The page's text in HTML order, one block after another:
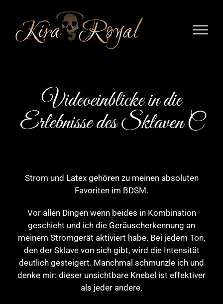
springen
Videoeinblicke in die
Erlebnisse des Sklaven C
Strom und Latex gehören zu meinen absoluten
Favoriten im BDSM.
Vor allen Dingen wenn beides in Kombination
geschieht und ich die Geräuscherkennung an
meinem Stromgerät aktiviert habe. Bei jedem Ton,
den der Sklave von sich gibt, wird die Intensität
deutlich gesteigert. Manchmal schmunzle ich und
denke mir: dieser unsichtbare Knebel ist effektiver
als jeder andere.